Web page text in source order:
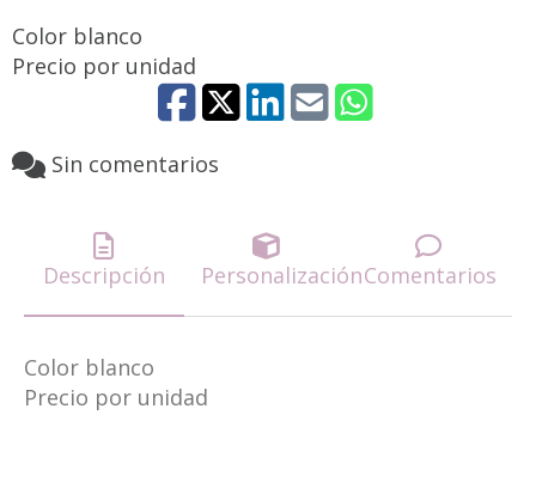
Color blanco
Precio por unidad
Sin comentarios
Descripción PersonalizaciónComentarios
Color blanco
Precio por unidad